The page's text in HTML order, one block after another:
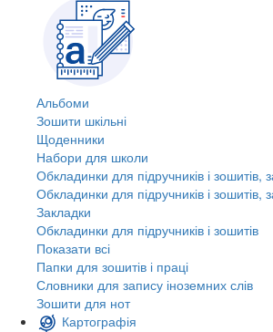
Альбоми
Зошити шкільні
Щоденники
Набори для школи
Обкладинки для підручників і зошитів,
Обкладинки для підручників і зошитів,
Закладки
Обкладинки для підручників і зошитів
Показати всі
Папки для зошитів і праці
Словники для запису іноземних слів
Зошити для нот
Картографія